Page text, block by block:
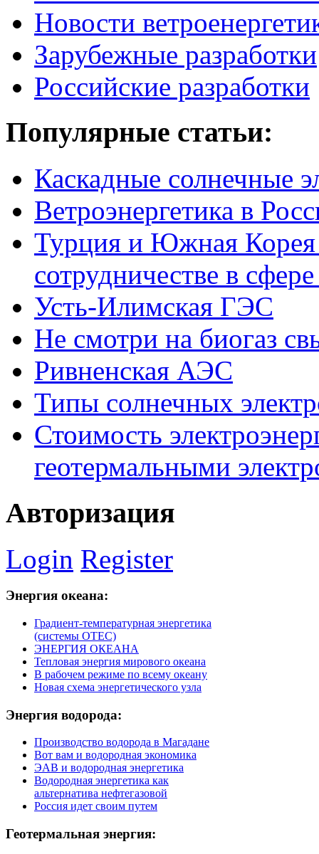
Новости
Зарубежные разработки
Российские разработки
Популярные статьи:
Каскадные солнечные
Ветроэнергетика в
Турция и Южная Корея
сотрудничестве в
Усть-Илимская ГЭС
Не смотри на биогаз
Ривненская АЭС
Типы солнечных
Стоимость
геотермальными
Авторизация
Login Register
Энергия океана:
Градиент-температурная энергетика
(системы ОТЕС)
ЭНЕРГИЯ ОКЕАНА
Тепловая энергия мирового океана
В рабочем режиме по всему океану
Новая схема энергетического узла
Энергия водорода:
Производство водорода в Магадане
Вот вам и водородная экономика
ЭАВ и водородная энергетика
Водородная энергетика как
альтернатива нефтегазовой
Россия идет своим путем
Геотермальная энергия: